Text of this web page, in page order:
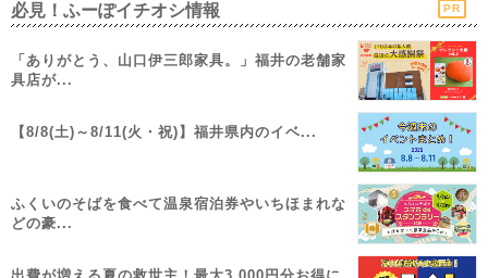
必見！ふーぽイチオシ情報 PR
「ありがとう、山口伊三郎家具。」福井の老舗家
具店が...
【8/8(土)～8/11(火・祝)】福井県内のイベ...
ふくいのそばを食べて温泉宿泊券やいちほまれな
どの豪...